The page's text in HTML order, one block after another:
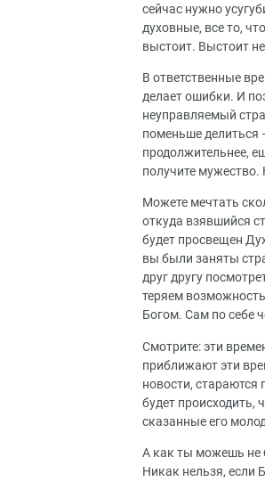
сейчас нужно
духовные, все то,
выстоит. Выстоит
В ответственные
делает ошибки. И
неуправляемый
поменьше делиться
продолжительнее,
получите
Можете мечтать
откуда взявшийся
будет просвещен
вы были заняты
друг другу
теряем
Богом. Сам по себе
Смотрите: эти
приближают эти
новости, стараются
будет происходить,
сказанные его
А как ты можешь не
Никак нельзя, если